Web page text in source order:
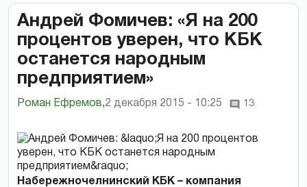
Андрей Фомичев: «Я на 200
процентов уверен, что КБК
останется народным
предприятием»
Роман Ефремов,2 декабря 2015 - 10:25 13
Набережночелнинский КБК – компания